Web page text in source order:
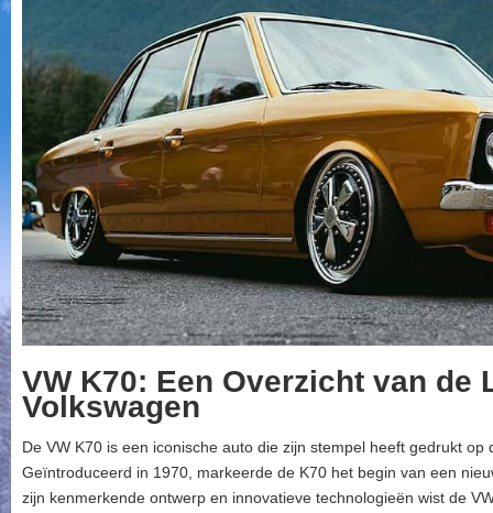
VW K70: Een Overzicht van de
Volkswagen
De VW K70 is een iconische auto die zijn stempel heeft gedrukt op
Geïntroduceerd in 1970, markeerde de K70 het begin van een
zijn kenmerkende ontwerp en innovatieve technologieën wist de